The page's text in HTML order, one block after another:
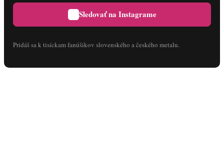
Sledovať na Instagrame
Pridáš sa k tisíckam fanúšikov slovenského a českého metalu.